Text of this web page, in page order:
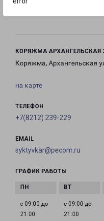
с 10:00 до
КОРЯЖМА АРХАНГЕЛЬСКАЯ
Коряжма, Архангельская
на карте
ТЕЛЕФОН
+7(8212) 239-229
EMAIL
syktyvkar@pecom.ru
ГРАФИК РАБОТЫ
с 09:00 до
21:00
с 09:00 до
21:00